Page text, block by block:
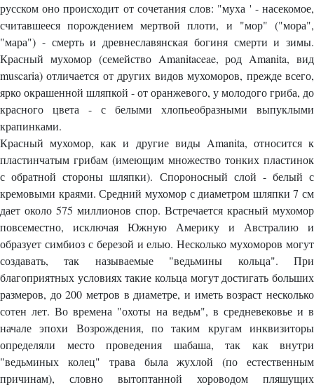
русском оно происходит от сочетания слов: "муха ' - насекомое,
считавшееся порождением мертвой плоти, и "мор" ("мора",
"мара") - смерть и древнеславянская богиня смерти и зимы.
Красный мухомор (семейство Amanitaceae, род Amanita, вид
muscaria) отличается от других видов мухоморов, прежде всего,
ярко окрашенной шляпкой - от оранжевого, у молодого гриба, до
красного цвета - с белыми хлопьеобразными выпуклыми
крапинками.
Красный мухомор, как и другие виды Amanita, относится к
пластинчатым грибам (имеющим множество тонких пластинок
с обратной стороны шляпки). Спороносный слой - белый с
кремовыми краями. Средний мухомор с диаметром шляпки 7 см
дает около 575 миллионов спор. Встречается красный мухомор
повсеместно, исключая Южную Америку и Австралию и
образует симбиоз с березой и елью. Несколько мухоморов могут
создавать, так называемые "ведьмины кольца". При
благоприятных условиях такие кольца могут достигать больших
размеров, до 200 метров в диаметре, и иметь возраст несколько
сотен лет. Во времена "охоты на ведьм", в средневековье и в
начале эпохи Возрождения, по таким кругам инквизиторы
определяли место проведения шабаша, так как внутри
"ведьминых колец" трава была жухлой (по естественным
причинам), словно вытоптанной хороводом пляшущих